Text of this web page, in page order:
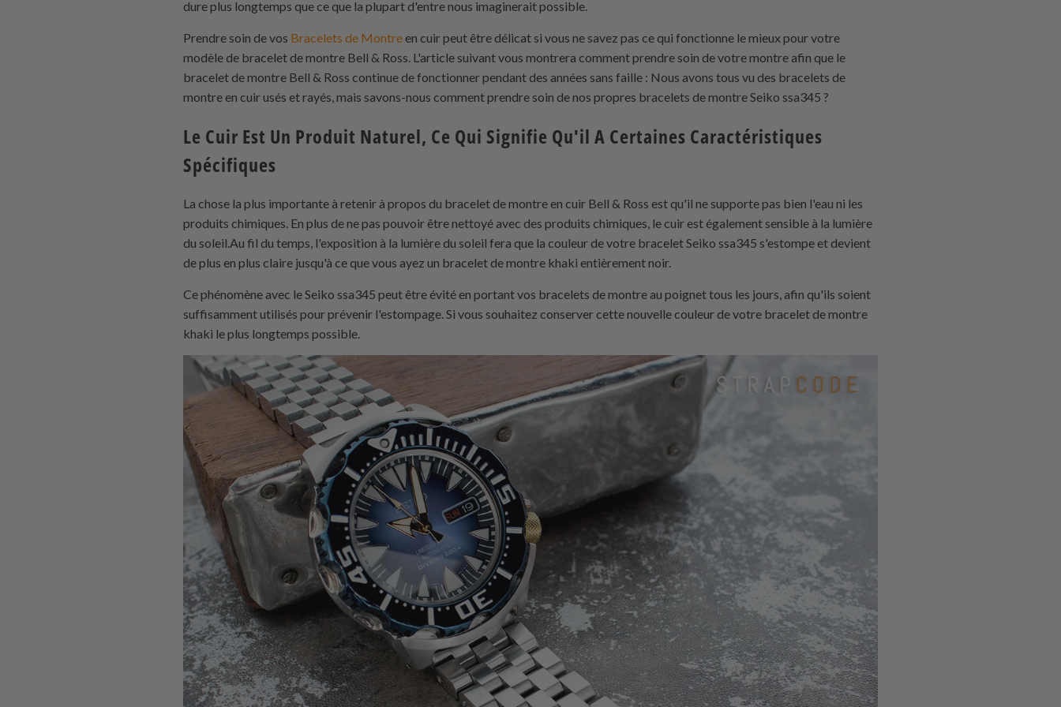
dure plus longtemps que ce que la plupart d'entre nous imaginerait possible.
Prendre soin de vos Bracelets de Montre en cuir peut être délicat si vous ne savez pas ce qui fonctionne le mieux pour votre
modèle de bracelet de montre Bell & Ross. L'article suivant vous montrera comment prendre soin de votre montre afin que le
bracelet de montre Bell & Ross continue de fonctionner pendant des années sans faille : Nous avons tous vu des bracelets de
montre en cuir usés et rayés, mais savons-nous comment prendre soin de nos propres bracelets de montre Seiko ssa345 ?
Le Cuir Est Un Produit Naturel, Ce Qui Signifie Qu'il A Certaines Caractéristiques
Spécifiques
La chose la plus importante à retenir à propos du bracelet de montre en cuir Bell & Ross est qu'il ne supporte pas bien l'eau ni les
produits chimiques. En plus de ne pas pouvoir être nettoyé avec des produits chimiques, le cuir est également sensible à la lumière
du soleil.Au fil du temps, l'exposition à la lumière du soleil fera que la couleur de votre bracelet Seiko ssa345 s'estompe et devient
de plus en plus claire jusqu'à ce que vous ayez un bracelet de montre khaki entièrement noir.
Ce phénomène avec le Seiko ssa345 peut être évité en portant vos bracelets de montre au poignet tous les jours, afin qu'ils soient
suffisamment utilisés pour prévenir l'estompage. Si vous souhaitez conserver cette nouvelle couleur de votre bracelet de montre
khaki le plus longtemps possible.